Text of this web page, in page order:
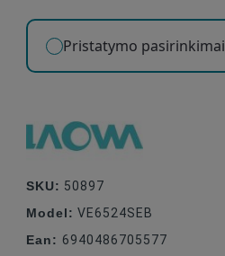
Pristatymo pasirinkimai
SKU: 50897
Model: VE6524SEB
Ean: 6940486705577